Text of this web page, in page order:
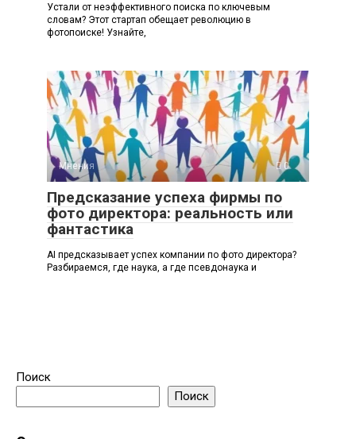
Устали от неэффективного поиска по ключевым
словам? Этот стартап обещает революцию в
фотопоиске! Узнайте,
Мнения 0
Предсказание успеха фирмы по
фото директора: реальность или
фантастика
AI предсказывает успех компании по фото директора?
Разбираемся, где наука, а где псевдонаука и
Поиск
Поиск